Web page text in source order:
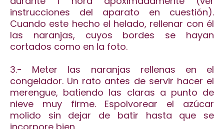
instrucciones del aparato en cuestión).
Cuando este hecho el helado, rellenar con él
las naranjas, cuyos bordes se hayan
cortados como en la foto.
3.- Meter las naranjas rellenas en el
congelador. Un rato antes de servir hacer el
merengue, batiendo las claras a punto de
nieve muy firme. Espolvorear el azúcar
molido sin dejar de batir hasta que se